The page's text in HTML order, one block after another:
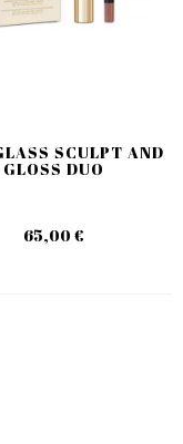
SCULPT AND
GLOSS DUO
65,00 €